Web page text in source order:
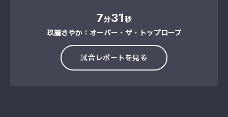
7分31秒
玖麗さやか：オーバー・ザ・トップローブ
試合レポートを見る